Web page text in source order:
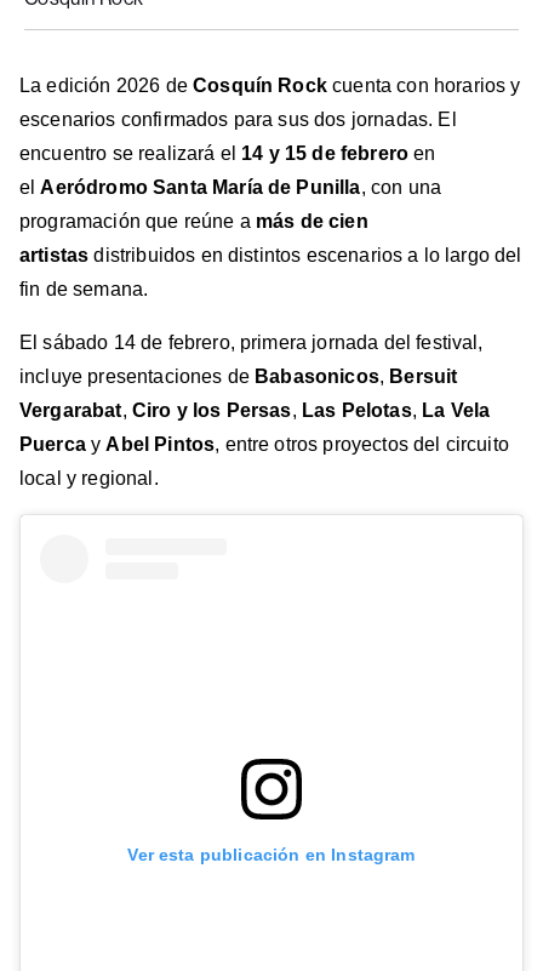
La edición 2026 deCosquín Rockcuenta con horarios y
escenarios confirmados para sus dos jornadas. El
encuentro se realizará el 14 y 15 de febrero en
elAeródromo Santa María de Punilla, con una
programación que reúne a más de cien
artistas distribuidos en distintos escenarios a lo largo del
fin de semana.
El sábado 14 de febrero, primera jornada del festival,
incluye presentaciones de Babasonicos, Bersuit
Vergarabat, Ciro y los Persas, Las Pelotas, La Vela
PuercayAbel Pintos, entre otros proyectos del circuito
local y regional.
Ver esta publicación en Instagram